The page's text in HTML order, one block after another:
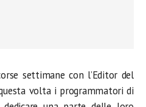
settimane con l’Editor del
volta i programmatori di